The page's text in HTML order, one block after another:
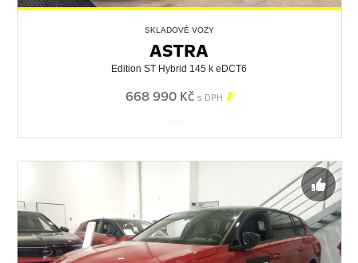
SKLADOVÉ VOZY
ASTRA
Edition ST Hybrid 145 k eDCT6
668 990 Kč s DPH 